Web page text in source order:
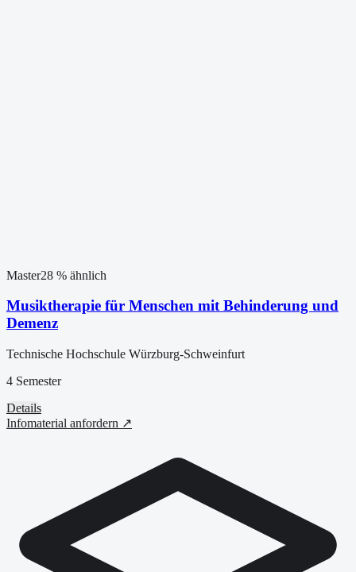
Master28 % ähnlich
Musiktherapie für Menschen mit Behinderung und
Demenz
Technische Hochschule Würzburg-Schweinfurt
4 Semester
Details
Infomaterial anfordern ↗